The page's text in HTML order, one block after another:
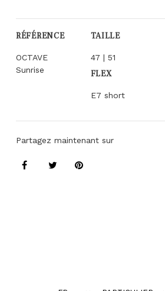
RÉFÉRENCE
OCTAVE
Sunrise
TAILLE
47 | 51
FLEX
E7 short
Partagez maintenant sur